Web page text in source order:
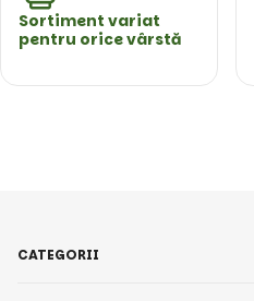
Sortiment variat
pentru orice vârstă
CATEGORII